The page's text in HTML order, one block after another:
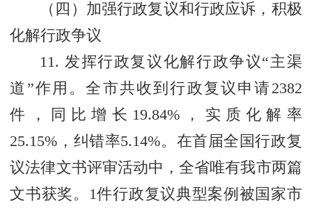
（四）加强行政复议和行政应诉，积极
化解行政争议
11. 发挥行政复议化解行政争议“主渠
道”作用。全市共收到行政复议申请2382
件，同比增长19.84%，实质化解率
25.15%，纠错率5.14%。在首届全国行政复
议法律文书评审活动中，全省唯有我市两篇
文书获奖。1件行政复议典型案例被国家市